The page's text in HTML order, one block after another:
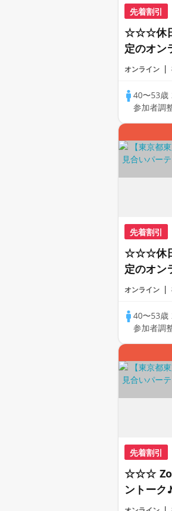
先着割引
☆☆☆休日
定のオン
ートの出
の方が
♪♪ THE
PARTY!!
オンライン
40〜53歳
参加者調
先着割引
☆☆☆休日
定のオン
ートの出
の方が
♪♪ THE
PARTY!!
オンライン
40〜53歳
参加者調
先着割引
☆☆☆
ントー
差♪♪ そ